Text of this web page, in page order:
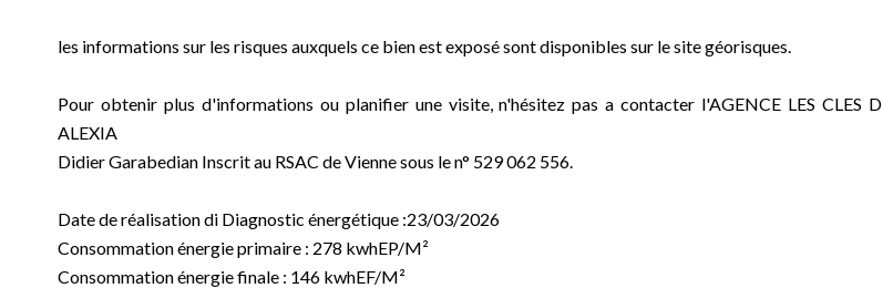
les informations sur les risques auxquels ce bien est exposé sont disponibles sur le site géorisques.
Pour obtenir plus d'informations ou planifier une visite, n'hésitez pas a contacter l'AGENCE LES CLES D
ALEXIA
Didier Garabedian Inscrit au RSAC de Vienne sous le n° 529 062 556.
Date de réalisation di Diagnostic énergétique :23/03/2026
Consommation énergie primaire : 278 kwhEP/M²
Consommation énergie finale : 146 kwhEF/M²